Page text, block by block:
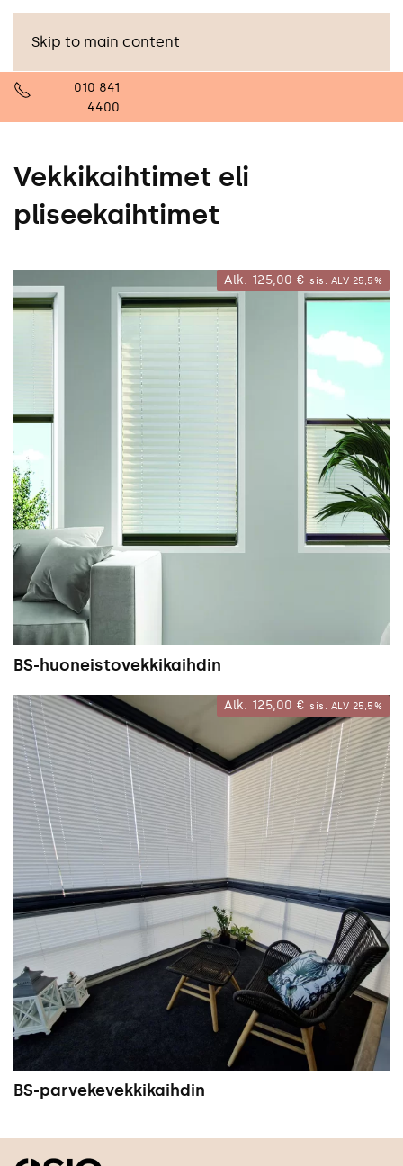
Skip to main content
010 841
4400
Vekkikaihtimet eli
pliseekaihtimet
Alk. 125,00 € sis. ALV 25,5%
BS-huoneistovekkikaihdin
Alk. 125,00 € sis. ALV 25,5%
BS-parvekevekkikaihdin